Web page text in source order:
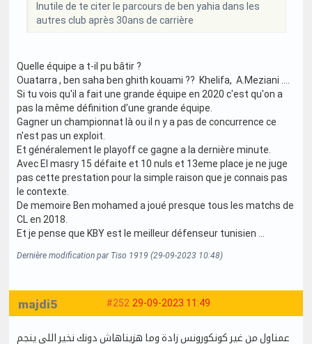
Inutile de te citer le parcours de ben yahia dans les
autres club après 30ans de carrière
Quelle équipe a t-il pu bâtir ?
Ouatarra , ben saha ben ghith kouami ?? Khelifa, A.Meziani ....
Si tu vois qu'il a fait une grande équipe en 2020 c'est qu'on a
pas la même définition d'une grande équipe.
Gagner un championnat là ou il n y a pas de concurrence ce
n'est pas un exploit.
Et généralement le playoff ce gagne a la dernière minute.
Avec El masry 15 défaite et 10 nuls et 13eme place je ne juge
pas cette prestation pour la simple raison que je connais pas
le contexte.
De memoire Ben mohamed a joué presque tous les matchs de
CL en 2018.
Et je pense que KBY est le meilleur défenseur tunisien ...
Dernière modification par Tiso 1919 (29-09-2023 10:48)
#252 29-09-2023 11:49
majdi5
عمناول من غير كونكورونس زادة وما هزيناهاش دونك نخير اللي ينجم